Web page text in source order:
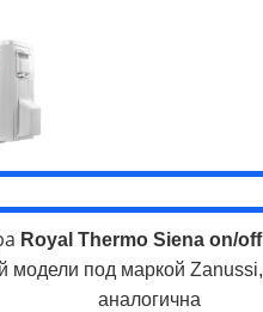
Royal Thermo Siena on/off
модели под маркой
аналогична